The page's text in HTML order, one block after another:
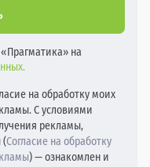
на
на обработку моих
С условиями
рекламы,
(Согласие на обработку
) — ознакомлен и